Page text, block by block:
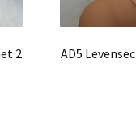
2
AD5